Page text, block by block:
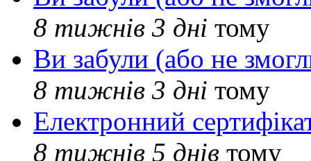
8 тижнів 3 дні тому
Ви забули (або не
8 тижнів 3 дні тому
Електронний
8 тижнів 5 днів тому